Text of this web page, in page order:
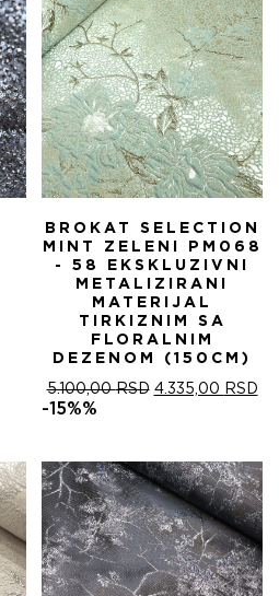
BROKAT SELECTION
MINT ZELENI PM068
- 58 EKSKLUZIVNI
METALIZIRANI
MATERIJAL
TIRKIZNIM SA
FLORALNIM
DEZENOM (150CM)
5.100,00RSD ОРИГИНАЛНА
5.100,00 RSD.
4.335,00 RSD
-15%%